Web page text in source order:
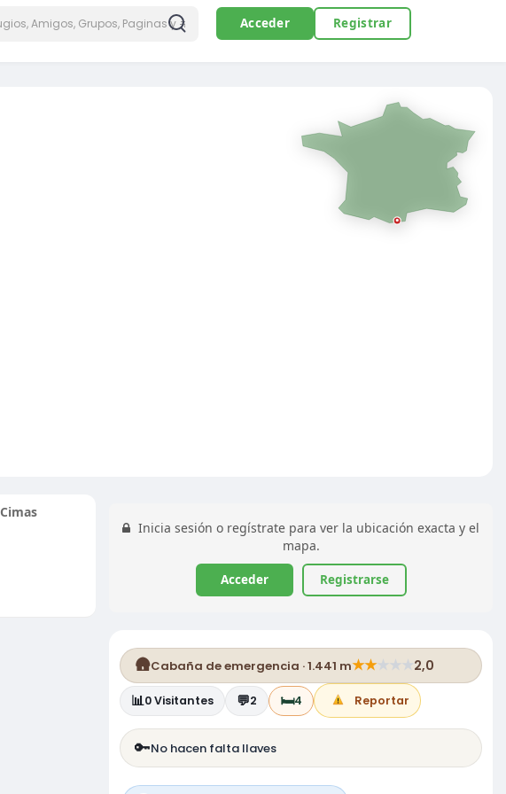
Acceder Registrar
Cimas
Inicia sesión o regístrate para ver la ubicación exacta y el
mapa.
Acceder Registrarse
🛖Cabaña de emergencia · 1.441 m★★★ ★ ★2,0
📊0Visitantes 💬2 🛏️4 Reportar
🔑No hacen falta llaves